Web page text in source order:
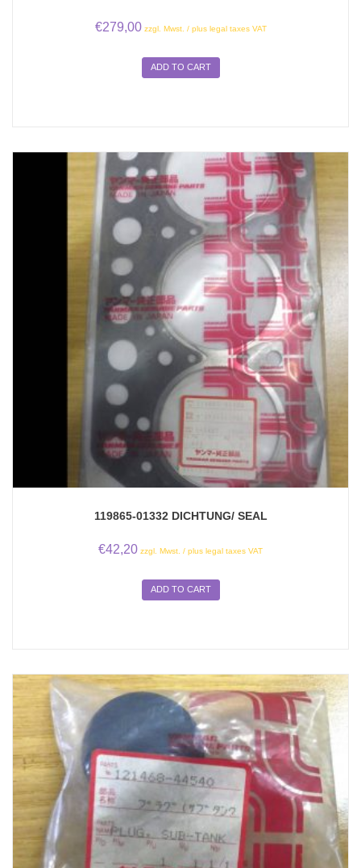
€279,00 zzgl. Mwst. / plus legal taxes VAT
ADD TO CART
119865-01332 DICHTUNG/ SEAL
€42,20 zzgl. Mwst. / plus legal taxes VAT
ADD TO CART